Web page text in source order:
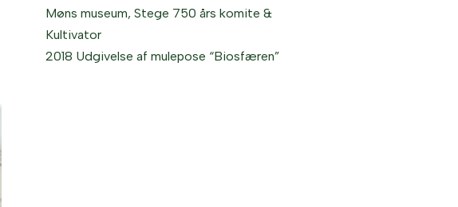
Møns museum, Stege 750 års komite &
Kultivator
2018 Udgivelse af mulepose “Biosfæren”